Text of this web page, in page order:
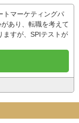
トマーケティングパ
あり、転職を考えて
ますが、SPIテストが